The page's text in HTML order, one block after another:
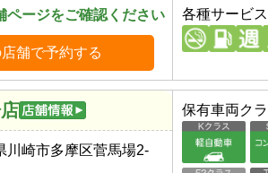
ページをご確認ください
舗で予約する
各種サービス
川崎市多摩区菅馬場2-
保有車両ク